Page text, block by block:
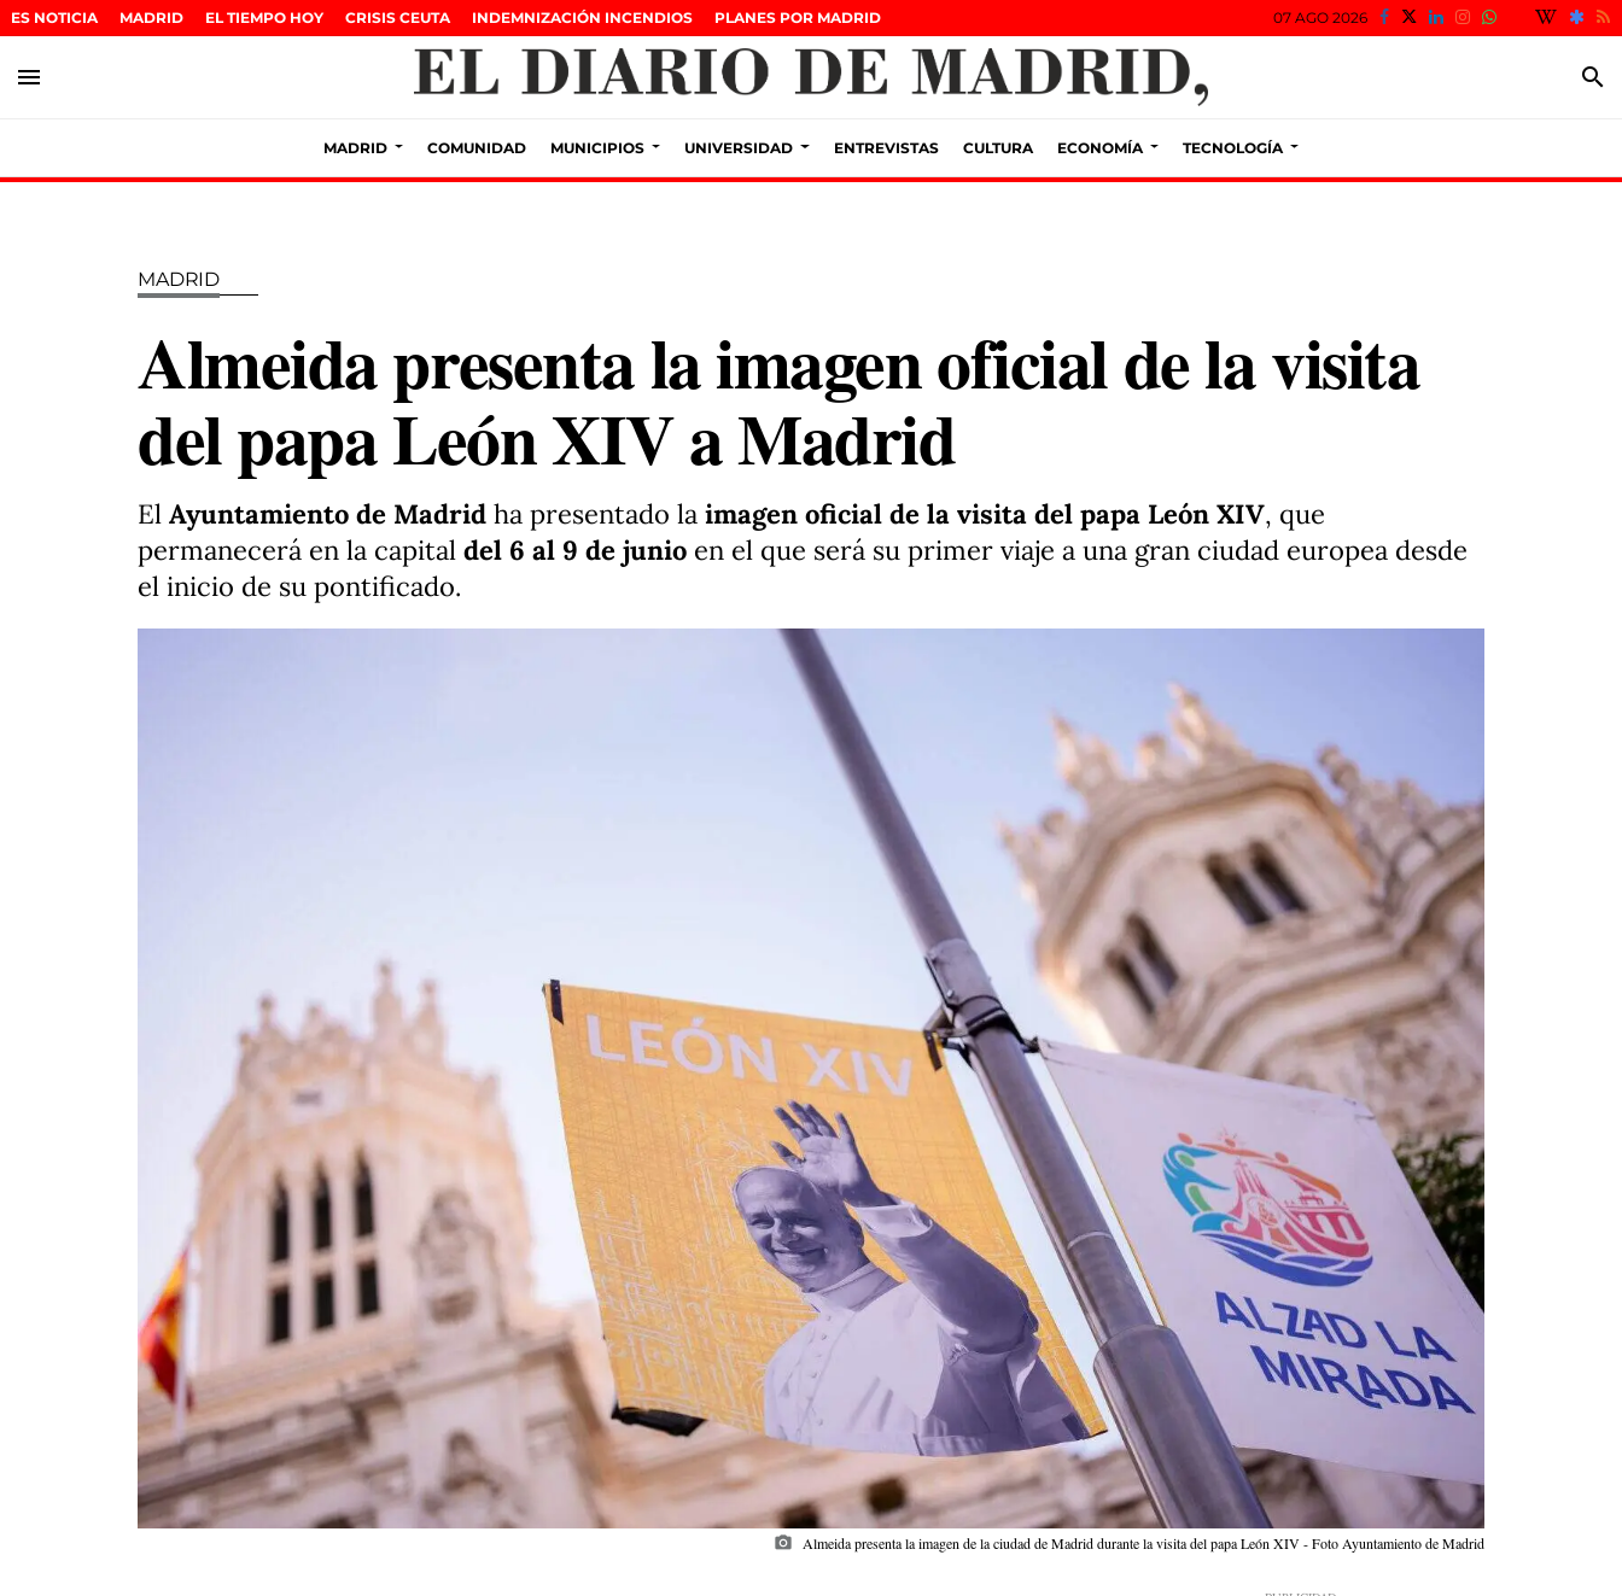
ES NOTICIA MADRID EL TIEMPO HOY CRISIS CEUTA INDEMNIZACIÓN INCENDIOS PLANES POR MADRID 07 AGO 2026
menu search
MADRID COMUNIDAD MUNICIPIOS UNIVERSIDAD ENTREVISTAS CULTURA ECONOMÍA TECNOLOGÍA
MADRID
Almeida presenta la imagen oficial de la visita
del papa León XIV a Madrid
El Ayuntamiento de Madrid ha presentado la imagen oficial de la visita del papa León XIV, que
permanecerá en la capital del 6 al 9 de junio en el que será su primer viaje a una gran ciudad europea desde
el inicio de su pontificado.
photo_camera Almeida presenta la imagen de la ciudad de Madrid durante la visita del papa León XIV - Foto Ayuntamiento de Madrid